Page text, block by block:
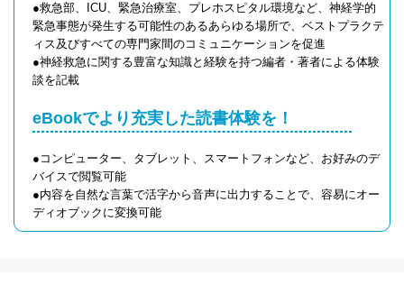
●救急部、ICU、緊急治療室、プレホスピタル環境など、神経学的
緊急事態が発生する可能性のあるあらゆる場所で、ベストプラクテ
ィス及びすべての専門家間のコミュニケーションを促進
●神経救急に関する豊富な知識と経験を持つ編者・著者による体験
談を記載
eBookでより充実した読書体験を！
●コンピューター、タブレット、スマートフォンなど、お好みのデ
バイスで閲覧可能
●内容を自然な言葉で活字から音声に出力することで、容易にオー
ディオブックに変換可能